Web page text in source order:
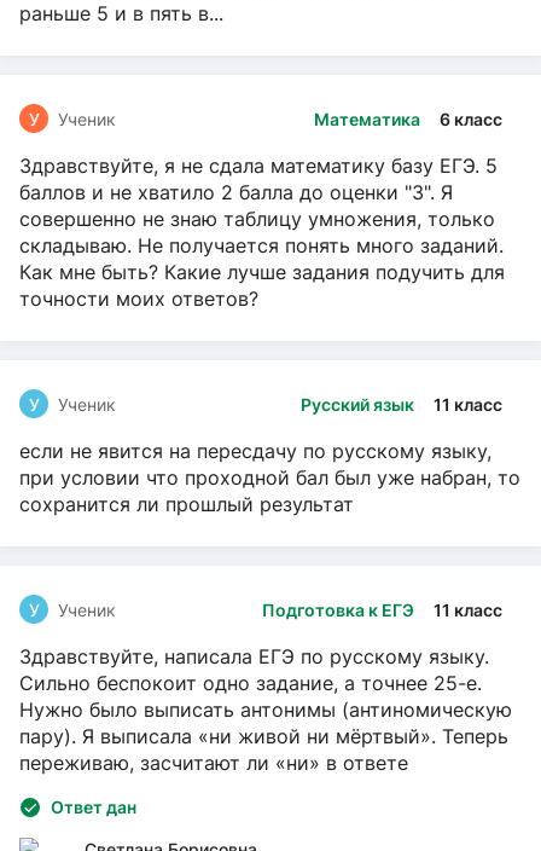
раньше 5 и в пять в...
Математика 6 класс
У Ученик
Здравствуйте, я не сдала математику базу ЕГЭ. 5
баллов и не хватило 2 балла до оценки "3". Я
совершенно не знаю таблицу умножения, только
складываю. Не получается понять много заданий.
Как мне быть? Какие лучше задания подучить для
точности моих ответов?
Русский язык 11 класс
У Ученик
если не явится на пересдачу по русскому языку,
при условии что проходной бал был уже набран, то
сохранится ли прошлый результат
Подготовка к ЕГЭ 11 класс
У Ученик
Здравствуйте, написала ЕГЭ по русскому языку.
Сильно беспокоит одно задание, а точнее 25-е.
Нужно было выписать антонимы (антиномическую
пару). Я выписала «ни живой ни мёртвый». Теперь
переживаю, засчитают ли «ни» в ответе
Ответ дан